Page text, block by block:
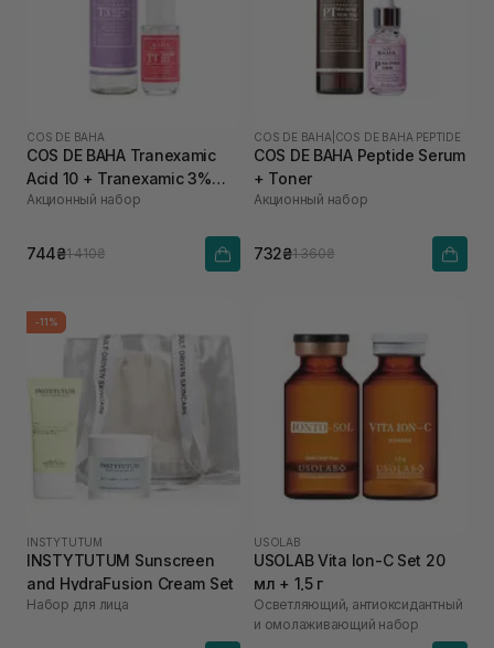
COS DE BAHA
COS DE BAHA Tranexamic
Acid 10 + Tranexamic 3%
LMW HA Toner
Акционный набор
744₴1 410₴
COS DE BAHA COS DE BAHA PEPTIDE
COS DE BAHA Peptide Serum
+ Toner
Акционный набор
732₴1 360₴
-11%
INSTYTUTUM
INSTYTUTUM Sunscreen
and HydraFusion Cream Set
Набор для лица
USOLAB
USOLAB Vita Ion-C Set 20
мл + 1,5 г
Осветляющий, антиоксидантный
и омолаживающий набор